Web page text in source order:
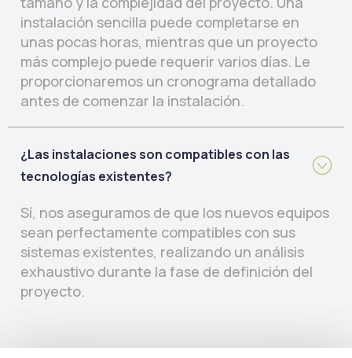
instalación sencilla puede completarse en
unas pocas horas, mientras que un proyecto
más complejo puede requerir varios días. Le
proporcionaremos un cronograma detallado
antes de comenzar la instalación.
¿Las instalaciones son compatibles con las
tecnologías existentes?
Sí, nos aseguramos de que los nuevos equipos
sean perfectamente compatibles con sus
sistemas existentes, realizando un análisis
exhaustivo durante la fase de definición del
proyecto.